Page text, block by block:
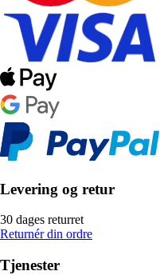
Levering og retur
30 dages returret
Returnér din ordre
Tjenester